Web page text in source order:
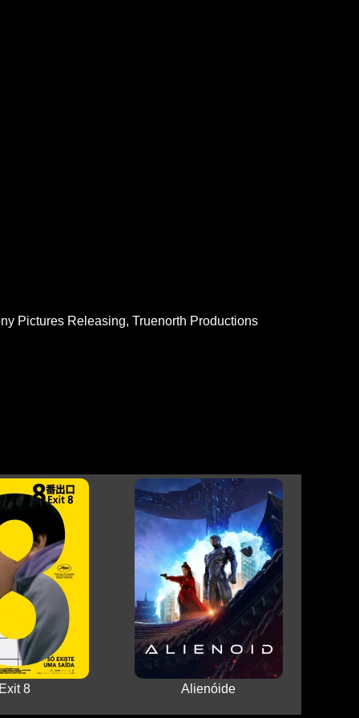
Pictures Releasing, Truenorth Productions
8 Alienóide